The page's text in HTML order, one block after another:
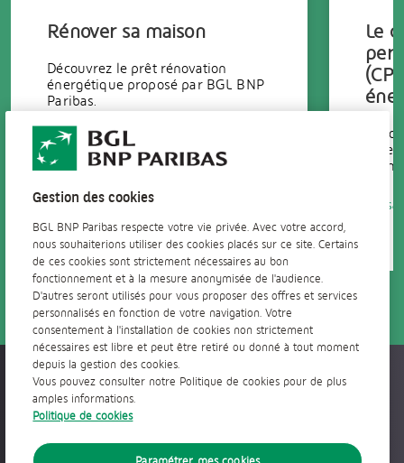
Rénover sa maison
Découvrez le prêt rénovation
énergétique proposé par BGL BNP
Paribas.
En savoir +
Le
En
Accessible partout, tout le temps
Gestion des cookies
BGL BNP Paribas respecte votre vie privée. Avec votre accord,
nous souhaiterions utiliser des cookies placés sur ce site. Certains
de ces cookies sont strictement nécessaires au bon
fonctionnement et à la mesure anonymisée de l'audience.
D'autres seront utilisés pour vous proposer des offres et services
personnalisés en fonction de votre navigation. Votre
consentement à l'installation de cookies non strictement
nécessaires est libre et peut être retiré ou donné à tout moment
depuis la gestion des cookies.
Vous pouvez consulter notre Politique de cookies pour de plus
amples informations.
Politique de cookies